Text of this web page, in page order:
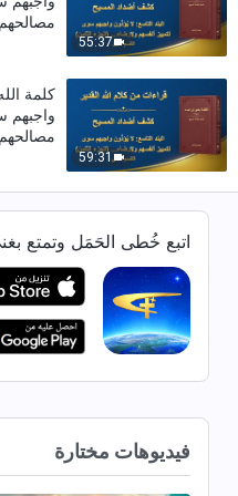
55:37
(الجزء
59:31
كلمة
واجبهم
(الجزء
52:18
كلمة
واجبهم
مصالحهم
أبدًا
تلك
(الجزء
51:31
كلمة
واجبهم
أبدًا
واجبهم
اتبع خُطى الحَمَل وتمتع
فيديوهات مختارة